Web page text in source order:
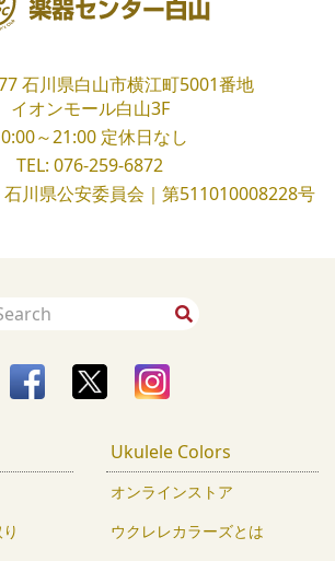
石川県白山市横江町5001番地
イオンモール白山3F
～21:00 定休日なし
TEL: 076-259-6872
川県公安委員会｜第511010008228号
Ukulele Colors
オンラインストア
ウクレレカラーズとは